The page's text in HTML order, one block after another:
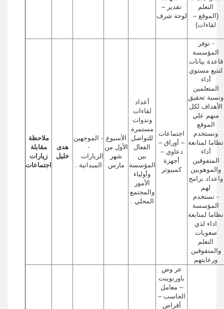
التعلم
(الموقع –
لقاءات)
تقدير –
لوحة شرف
- توفر
المؤسسة
قاعدة بيانات
لتتبع مستوي
أداء
المتعلمين
ونسبة تحقيق
الأهداف لكل
منهم علي
الموقع
وتستخدم
نظاما لمتابعة
أداء
المتفوقين
والموهوبين
واعداد برامج
لهم
- تستخدم
المؤسسة
نظاما لمتابعة
اداء لذي
صعوبات
التعلم
والمتفوقين
ورعايتهم
اجتماعات
– أوراق –
دعاوي –
أجهزة
كمبيوتر
أعداد
لقاءات
وندوات
مستمرة
للتواصل
الفعال
بين
المؤسسة
وأولياء
الأمور
والمجتمع
المحلي .
الأسبوع
الأول من
شهر
مارس
- الموجهين
-
الزيارات
الميدانية .
هدى
خليل
ملاحظة
مقابلة
زيارات
اجتماعات
عر وض
باوربوينت
– معامل
الحاسب –
أقراص